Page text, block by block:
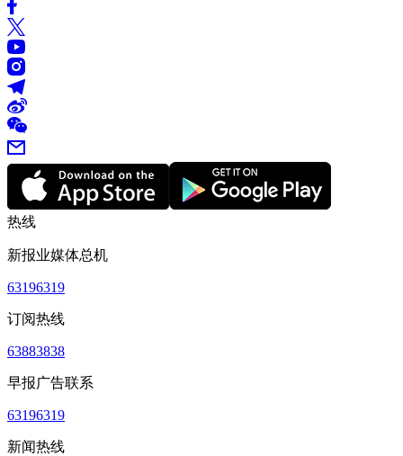
热线
新报业媒体总机
63196319
订阅热线
63883838
早报广告联系
63196319
新闻热线